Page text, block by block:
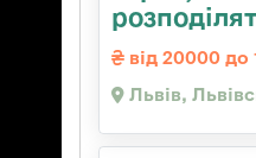
від 20000 до
Львів,